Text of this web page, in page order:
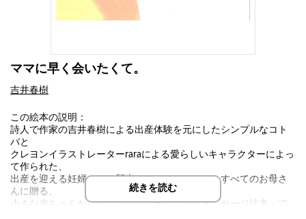
ママに早く会いたくて。
吉井春樹
この絵本の説明：
詩人で作家の吉井春樹による出産体験を元にしたシンプルなコト
バと
クレヨンイラストレーターraraによる愛らしいキャラクターによっ
て作られた、
出産を迎える妊婦さん、新米ママさん、もちろんすべてのお母さ
んに贈る、
小さな赤ちゃんからの「ラブレターのようなメッセージ絵本」で
続きを読む